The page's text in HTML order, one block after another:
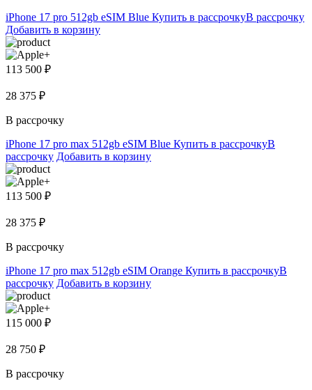
iPhone 17 pro 512gb eSIM Blue Купить в рассрочкуВ рассрочку
Добавить в корзину
113 500 ₽
28 375 ₽
В рассрочку
iPhone 17 pro max 512gb eSIM Blue Купить в рассрочкуВ
рассрочку Добавить в корзину
113 500 ₽
28 375 ₽
В рассрочку
iPhone 17 pro max 512gb eSIM Orange Купить в рассрочкуВ
рассрочку Добавить в корзину
115 000 ₽
28 750 ₽
В рассрочку